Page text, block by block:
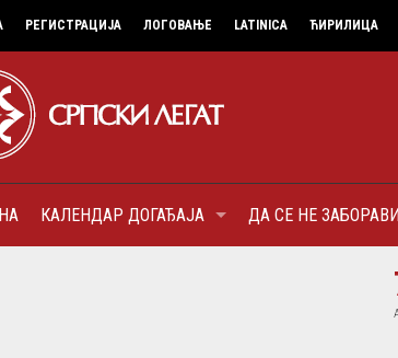
РЕГИСТРАЦИЈА ЛОГОВАЊЕ LATINICA ЋИРИЛИЦА
КАЛЕНДАР ДОГАЂАЈА ДА СЕ НЕ ЗАБОРАВИ